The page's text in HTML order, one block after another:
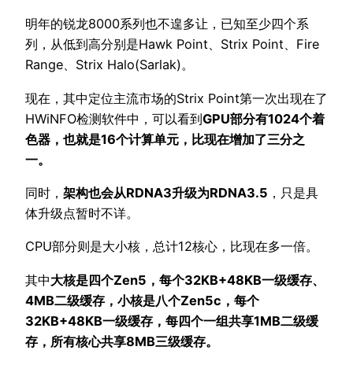
明年的锐龙8000系列也不遑多让，已知至少四个系
列，从低到高分别是Hawk Point、Strix Point、Fire
Range、Strix Halo(Sarlak)。
现在，其中定位主流市场的Strix Point第一次出现在了
HWiNFO检测软件中，可以看到GPU部分有1024个着
色器，也就是16个计算单元，比现在增加了三分之
一。
同时， 架构也会从RDNA3升级为RDNA3.5 ，只是具
体升级点暂时不详。
CPU部分则是大小核，总计12核心，比现在多一倍。
其中大核是四个Zen5，每个32KB+48KB一级缓存、
4MB二级缓存，小核是八个Zen5c，每个
32KB+48KB一级缓存，每四个一组共享1MB二级缓
存，所有核心共享8MB三级缓存。